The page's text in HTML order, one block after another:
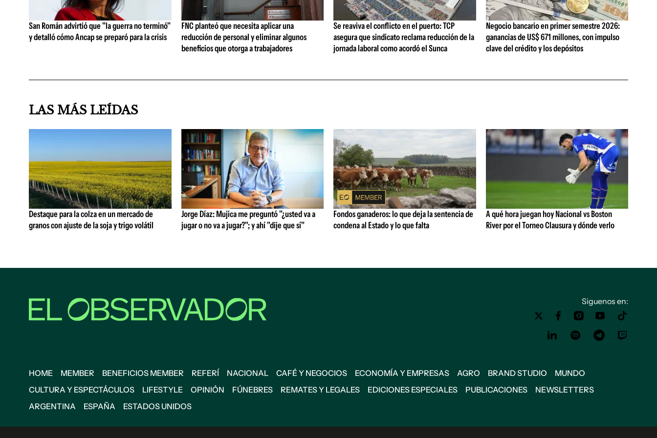
San Román advirtió que "la guerra no terminó"
y detalló cómo Ancap se preparó para la crisis
FNC planteó que necesita aplicar una
reducción de personal y eliminar algunos
beneficios que otorga a trabajadores
Se reaviva el conflicto en el puerto: TCP
asegura que sindicato reclama reducción de la
jornada laboral como acordó el Sunca
Negocio bancario en primer semestre 2026:
ganancias de US$ 671 millones, con impulso
clave del crédito y los depósitos
LAS MÁS LEÍDAS
Destaque para la colza en un mercado de
granos con ajuste de la soja y trigo volátil
Jorge Díaz: Mujica me preguntó "¿usted va a
jugar o no va a jugar?"; y ahí "dije que sí"
Fondos ganaderos: lo que deja la sentencia de
condena al Estado y lo que falta
A qué hora juegan hoy Nacional vs Boston
River por el Torneo Clausura y dónde verlo
Siguenos en:
HOME MEMBER BENEFICIOS MEMBER REFERÍ NACIONAL CAFÉ Y NEGOCIOS ECONOMÍA Y EMPRESAS AGRO BRAND STUDIO
MUNDO
CULTURA Y ESPECTÁCULOS
LIFESTYLE OPINIÓN FÚNEBRES REMATES Y LEGALES EDICIONES ESPECIALES PUBLICACIONES
NEWSLETTERS
ARGENTINA
ESPAÑA ESTADOS UNIDOS